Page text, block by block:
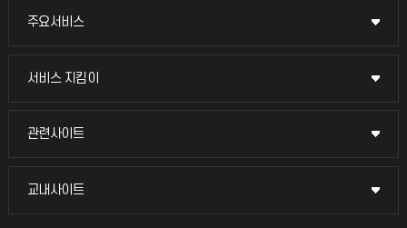
주요서비스
주요서비스
교무회의방송
서비스 지킴이
서비스 지킴이
묻고 답하기
관련사이트
관련사이트
국방헬프콜
교내사이트
교내사이트